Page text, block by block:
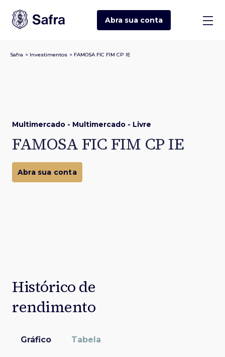
Abra sua conta
Safra > Investimentos > FAMOSA FIC FIM CP IE
Multimercado - Multimercado - Livre
FAMOSA FIC FIM CP IE
Abra sua conta
Histórico de
rendimento
Gráfico Tabela